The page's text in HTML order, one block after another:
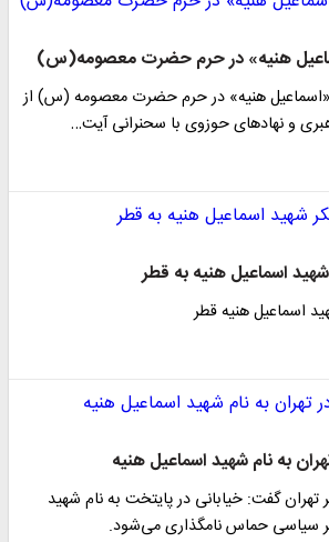
هنیه» در حرم حضرت معصومه(س)
هنیه» در حرم حضرت معصومه (س) از
و نهادهای حوزوی با سحنرانی آیت…
اسماعیل هنیه به قطر
اسماعیل هنیه قطر
به نام شهید اسماعیل هنیه
گفت: خیابانی در پایتخت به نام شهید
سیاسی حماس نامگذاری می‌شود.